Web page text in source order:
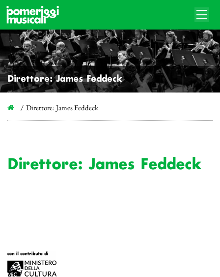
Direttore: James Feddeck
Direttore: James Feddeck
Direttore: James Feddeck